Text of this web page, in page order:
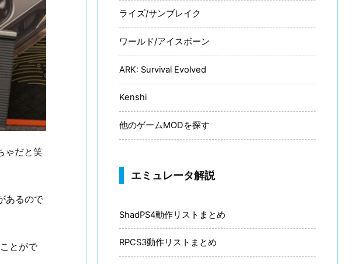
ゃだと笑
あるので
とがで
ライズ/サンブレイク
ワールド/アイスボーン
ARK: Survival Evolved
Kenshi
他のゲームMODを探す
エミュレータ解説
ShadPS4動作リストまとめ
RPCS3動作リストまとめ